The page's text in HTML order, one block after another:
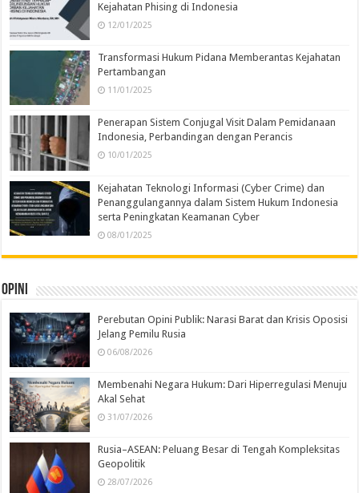
Kejahatan Phising di Indonesia
12/01/2025
Transformasi Hukum Pidana Memberantas Kejahatan
Pertambangan
11/01/2025
Penerapan Sistem Conjugal Visit Dalam Pemidanaan
Indonesia, Perbandingan dengan Perancis
10/01/2025
Kejahatan Teknologi Informasi (Cyber Crime) dan
Penanggulangannya dalam Sistem Hukum Indonesia
serta Peningkatan Keamanan Cyber
08/01/2025
Opini
Perebutan Opini Publik: Narasi Barat dan Krisis Oposisi
Jelang Pemilu Rusia
06/08/2026
Membenahi Negara Hukum: Dari Hiperregulasi Menuju
Akal Sehat
31/07/2026
Rusia–ASEAN: Peluang Besar di Tengah Kompleksitas
Geopolitik
28/07/2026